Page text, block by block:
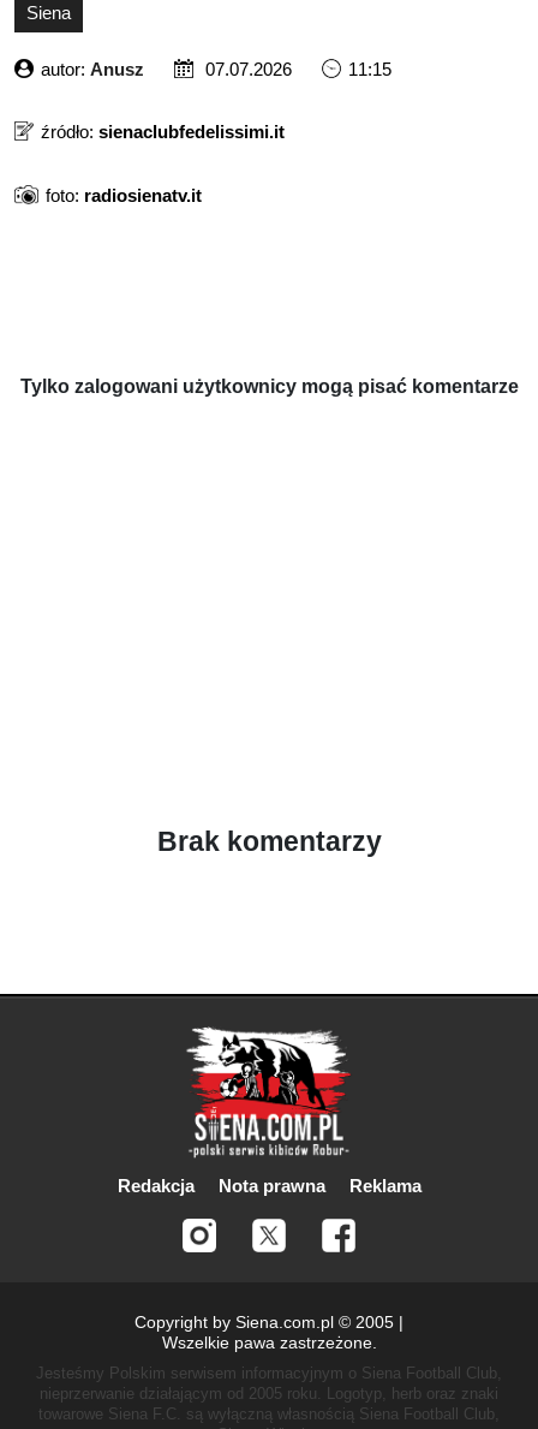
Siena
autor: Anusz 07.07.2026 11:15
źródło: sienaclubfedelissimi.it
foto: radiosienatv.it
Tylko zalogowani użytkownicy mogą pisać komentarze
Brak komentarzy
Redakcja Nota prawna Reklama
Copyright by Siena.com.pl © 2005 |
Wszelkie pawa zastrzeżone.
Jesteśmy Polskim serwisem informacyjnym o Siena Football Club,
nieprzerwanie działającym od 2005 roku. Logotyp, herb oraz znaki
towarowe Siena F.C. są wyłączną własnością Siena Football Club,